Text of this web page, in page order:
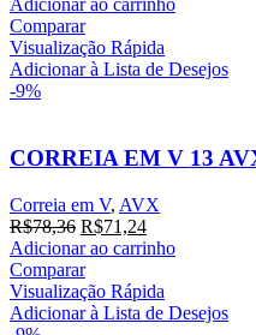
original
era:
R$49,76.
é:
R$45,24.
Comparar
Visualização Rápida
Adicionar à Lista de Desejos
-9%
CORREIA EM V 13
Correia em V, AVX
R$78,36 O
preço
original
era:
R$78,36.
R$71,24O
preço
é:
R$71,24.
Adicionar ao carrinho
Comparar
Visualização Rápida
Adicionar à Lista de Desejos